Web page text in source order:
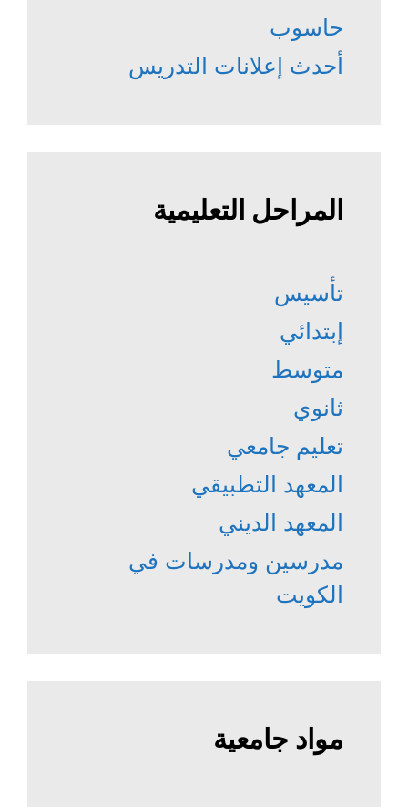
حاسوب
أحدث إعلانات التدريس
المراحل التعليمية
تأسيس
إبتدائي
متوسط
ثانوي
تعليم جامعي
المعهد التطبيقي
المعهد الديني
مدرسين ومدرسات في
الكويت
مواد جامعية